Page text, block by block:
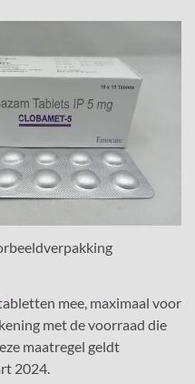
mee, maximaal voor
met de voorraad die
maatregel geldt
2024.